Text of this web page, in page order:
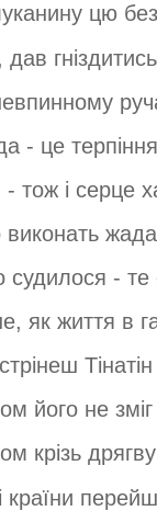
цю
дав
- це
- тож і серце
- те
як життя в
його не
крізь
країни